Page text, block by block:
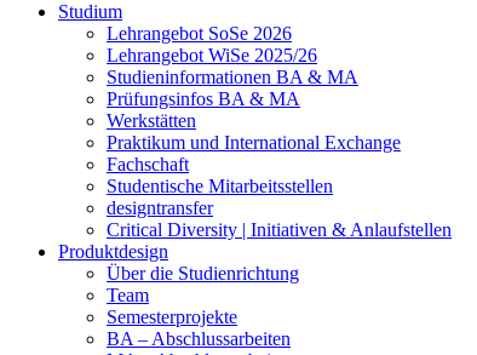
Inhalt
Studium
Lehrangebot SoSe 2026
Lehrangebot WiSe 2025/26
Studieninformationen ­BA & MA
Prüfungsinfos BA & MA
Werkstätten
Praktikum und International Exchange
Fachschaft
Studentische Mitarbeitsstellen
designtransfer
Critical Diversity | Initiativen & Anlaufstellen
Produktdesign
Über die Studienrichtung
Team
Semesterprojekte
BA – Abschlussarbeiten